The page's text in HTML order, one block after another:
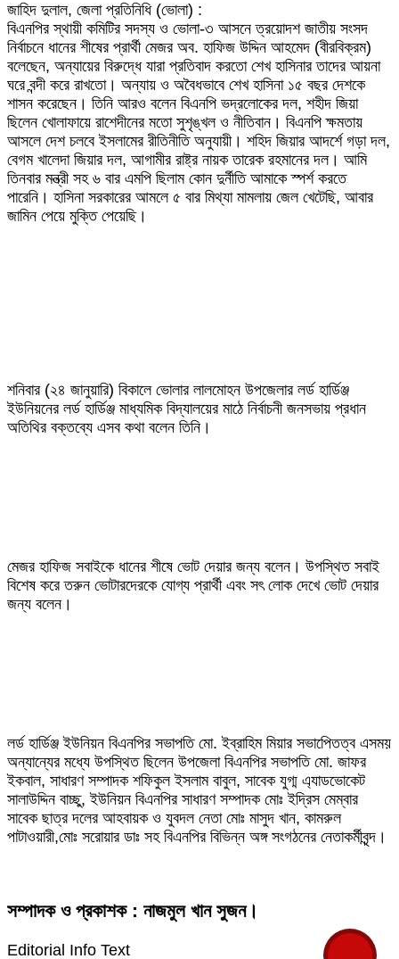
জাহিদ দুলাল, জেলা প্রতিনিধি (ভোলা) :
বিএনপির স্থায়ী কমিটির সদস্য ও ভোলা-৩ আসনে ত্রয়োদশ জাতীয় সংসদ
নির্বাচনে ধানের শীষের প্রার্থী মেজর অব. হাফিজ উদ্দিন আহমেদ (বীরবিক্রম)
বলেছেন, অন্যায়ের বিরুদ্ধে যারা প্রতিবাদ করতো শেখ হাসিনার তাদের আয়না
ঘরে বন্দী করে রাখতো। অন্যায় ও অবৈধভাবে শেখ হাসিনা ১৫ বছর দেশকে
শাসন করেছেন। তিনি আরও বলেন বিএনপি ভদ্রলোকের দল, শহীদ জিয়া
ছিলেন খোলাফায়ে রাশেদীনের মতো সুশৃঙ্খল ও নীতিবান। বিএনপি ক্ষমতায়
আসলে দেশ চলবে ইসলামের রীতিনীতি অনুযায়ী। শহিদ জিয়ার আদর্শে গড়া দল,
বেগম খালেদা জিয়ার দল, আগামীর রাষ্ট্র নায়ক তারেক রহমানের দল। আমি
তিনবার মন্ত্রী সহ ৬ বার এমপি ছিলাম কোন দুর্নীতি আমাকে স্পর্শ করতে
পারেনি। হাসিনা সরকারের আমলে ৫ বার মিথ্যা মামলায় জেল খেটেছি, আবার
জামিন পেয়ে মুক্তি পেয়েছি।
শনিবার (২৪ জানুয়ারি) বিকালে ভোলার লালমোহন উপজেলার লর্ড হার্ডিঞ্জ
ইউনিয়নের লর্ড হার্ডিঞ্জ মাধ্যমিক বিদ্যালয়ের মাঠে নির্বাচনী জনসভায় প্রধান
অতিথির বক্তব্যে এসব কথা বলেন তিনি।
মেজর হাফিজ সবাইকে ধানের শীষে ভোট দেয়ার জন্য বলেন। উপস্থিত সবাই
বিশেষ করে তরুন ভোটারদেরকে যোগ্য প্রার্থী এবং সৎ লোক দেখে ভোট দেয়ার
জন্য বলেন।
লর্ড হার্ডিঞ্জ ইউনিয়ন বিএনপির সভাপতি মো. ইব্রাহিম মিয়ার সভাপেিতত্ব এসময়
অন্যান্যের মধ্যে উপস্থিত ছিলেন উপজেলা বিএনপির সভাপতি মো. জাফর
ইকবাল, সাধারণ সম্পাদক শফিকুল ইসলাম বাবুল, সাবেক যুগ্ম এ্যাডভোকেট
সালাউদ্দিন বাচ্ছু, ইউনিয়ন বিএনপির সাধারণ সম্পাদক মোঃ ইদ্রিস মেম্বার
সাবেক ছাত্র দলের আহবায়ক ও যুবদল নেতা মোঃ মাসুদ খান, কামরুল
পাটাওয়ারী,মোঃ সরোয়ার ডাঃ সহ বিএনপির বিভিন্ন অঙ্গ সংগঠনের নেতাকর্মীবৃন্দ।
সম্পাদক ও প্রকাশক : নাজমুল খান সুজন।
Editorial Info Text